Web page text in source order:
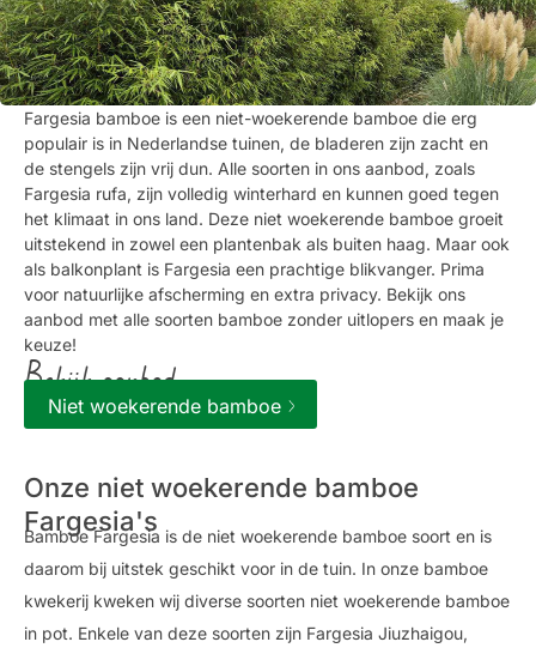
Fargesia bamboe is een niet-woekerende bamboe die erg
populair is in Nederlandse tuinen, de bladeren zijn zacht en
de stengels zijn vrij dun. Alle soorten in ons aanbod, zoals
Fargesia rufa, zijn volledig winterhard en kunnen goed tegen
het klimaat in ons land. Deze niet woekerende bamboe groeit
uitstekend in zowel een plantenbak als buiten haag. Maar ook
als balkonplant is Fargesia een prachtige blikvanger. Prima
voor natuurlijke afscherming en extra privacy. Bekijk ons
aanbod met alle soorten bamboe zonder uitlopers en maak je
keuze!
Bekijk aanbod
Niet woekerende bamboe
Onze niet woekerende bamboe
Fargesia's
Bamboe Fargesia is de niet woekerende bamboe soort en is
daarom bij uitstek geschikt voor in de tuin. In onze bamboe
kwekerij kweken wij diverse soorten niet woekerende bamboe
in pot. Enkele van deze soorten zijn Fargesia Jiuzhaigou,